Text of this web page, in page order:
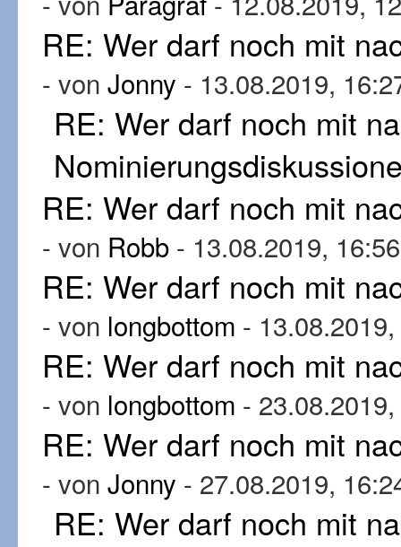
RE: Wer darf noch mit
- von Jonny - 13.08.2019,
RE: Wer darf noch mit
RE: Wer darf noch mit
- von Robb - 13.08.2019, 16:56
RE: Wer darf noch mit
- von longbottom -
RE: Wer darf noch mit
- von longbottom -
RE: Wer darf noch mit
- von Jonny - 27.08.2019,
RE: Wer darf noch mit